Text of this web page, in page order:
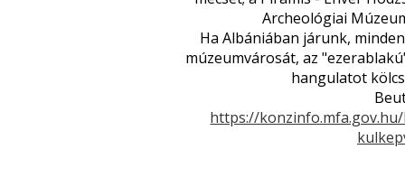
Archeológiai
Ha Albániában járunk,
múzeumvárosát, az
hangulatot
https://